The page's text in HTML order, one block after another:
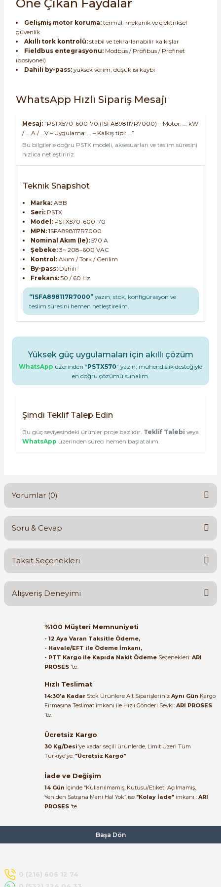
Öne Çıkan Faydalar
Gelişmiş motor koruma:termal, mekanik ve elektriksel
güvenlik
Akıllı tork kontrolü:stabil ve tekrarlanabilir kalkışlar
Fieldbus entegrasyonu:Modbus / Profibus / Profinet
(opsiyonel)
Dahili by-pass:yüksek verim, düşük ısı kaybı
WhatsApp Hızlı Sipariş Mesajı
Mesaj:“PSTX570-600-70 (1SFA898117R7000) – Motor: … kW
/ … A / …V – Uygulama: … – Kalkış tipi: …”
Bu bilgilerle doğru PSTX modeli, aksesuarları ve teslim süresini
hızlıca netleştiririz.
Teknik Snapshot
Marka: ABB
Seri: PSTX
Model: PSTX570-600-70
MPN: 1SFA898117R7000
Nominal Akım (Ie): 570 A
Şebeke: 3~ 208–600 VAC
Kontrol: Akım / Tork / Gerilim
By-pass: Dahili
Frekans: 50 / 60 Hz
“1SFA898117R7000” yazın; stok, konfigürasyon ve
teslim süresini hemen netleştirelim.
Yüksek güç uygulamaları için akıllı çözüm
WhatsApp üzerinden “PSTX570” yazın; mühendislik desteğiyle
en doğru çözümü sunalım.
Şimdi Teklif Talep Edin
Bu güç seviyesindeki ürünler proje bazlıdır. Teklif Talebi veya
WhatsApp üzerinden süreci hemen başlatalım.
Yorumlar (0)
Bu ürüne ilk yorumu siz yapın!
Soru & Cevap
Ürün hakkında henüz soru sorulmamış.
Taksit Seçenekleri
Alışveriş Deneyimi
Orijinal kutusuyla ertesi gün
ulaştı elimize. Teşekkürler.
B... A... | 27/06/2026
bundan mehmet bey ilgi ve
alakası için teşekkür ederim
Ürün elime eksiksiz ve hasarsız
ulaştı. Paketleme özenliydi,
Kemal Toktaş | 20/06/2026
problemsiz geçti.
Kemal Toktaş | 20/06/2026
Havale ile odeme yaptim ve
tedirgindim ama saticinin
%100 Müşteri Memnuniyeti
- 12 Aya Varan Taksitle Ödeme,
- Havale/EFT ile Ödeme İmkanı,
- PTT Kargo ile Kapıda Nakit Ödeme Seçenekleri: ARI
PROSES 'te.
Hızlı Teslimat
14:30'a Kadar Stok Ürünlere Ait Siparişleriniz Aynı Gün Kargo
Firmasına Teslimat imkanı ile Hızlı Gönderi Sevki: ARI PROSES
'te.
Ücretsiz Kargo
30 Kg/Desi'ye kadar seçili ürünlerde, Limit Üzeri Tüm
Türkiye'ye: "Ücretsiz Kargo"
İade ve Değişim
14 Gün İçinde “Kullanılmamış, Kutusu/Etiketi Açılmamış,
Yeniden Satışına Mani Hal Yok” ise "Kolay İade" imkanı : ARI
PROSES 'te.
Başa Dön
0 (216) 606 12 74